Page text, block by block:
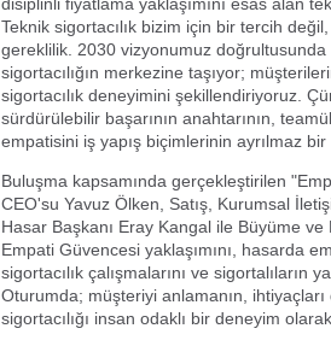
Teknik sigortacılık bizim için bir tercih
gereklilik. 2030 vizyonumuz
sigortacılığın merkezine taşıyor;
sigortacılık deneyimini şekillendiriyoruz.
sürdürülebilir başarının anahtarının,
empatisini iş yapış biçimlerinin ayrılmaz
Buluşma kapsamında gerçekleştirilen
CEO'su Yavuz Ölken, Satış, Kurumsal
Hasar Başkanı Eray Kangal ile Büyüme ve
Empati Güvencesi yaklaşımını, hasarda
sigortacılık çalışmalarını ve sigortalıların
Oturumda; müşteriyi anlamanın,
sigortacılığı insan odaklı bir deneyim